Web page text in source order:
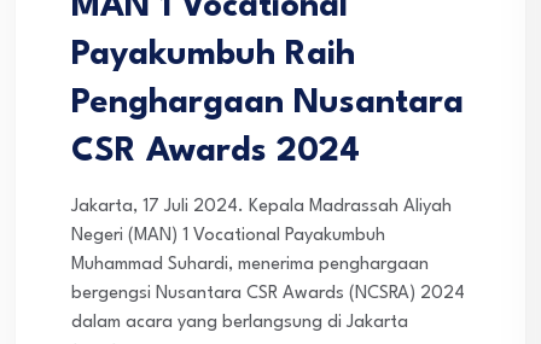
MAN 1 Vocational
Payakumbuh Raih
Penghargaan Nusantara
CSR Awards 2024
Jakarta, 17 Juli 2024. Kepala Madrassah Aliyah
Negeri (MAN) 1 Vocational Payakumbuh
Muhammad Suhardi, menerima penghargaan
bergengsi Nusantara CSR Awards (NCSRA) 2024
dalam acara yang berlangsung di Jakarta